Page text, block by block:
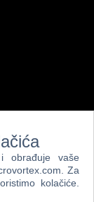
obrađuje vaše
Za
kolačiće.